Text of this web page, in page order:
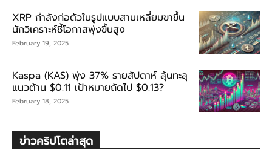
XRP กำลังก่อตัวในรูปแบบสามเหลี่ยมขาขึ้น
นักวิเคราะห์ชี้โอกาสพุ่งขึ้นสูง
February 19, 2025
Kaspa (KAS) พุ่ง 37% รายสัปดาห์ ลุ้นทะลุ
แนวต้าน $0.11 เป้าหมายถัดไป $0.13?
February 18, 2025
ข่าวคริปโตล่าสุด